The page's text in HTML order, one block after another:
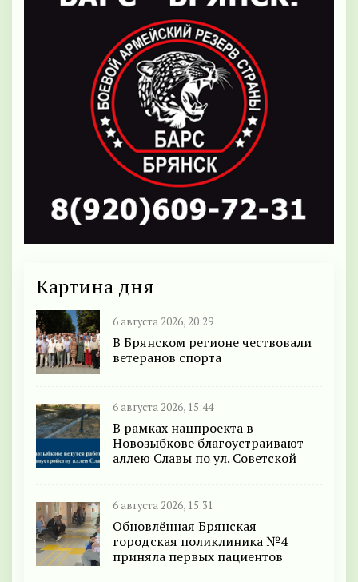
Картина дня
6 августа 2026, 20:29
В Брянском регионе чествовали
ветеранов спорта
6 августа 2026, 15:44
В рамках нацпроекта в
Новозыбкове благоустраивают
аллею Славы по ул. Советской
6 августа 2026, 15:31
Обновлённая Брянская
городская поликлиника №4
приняла первых пациентов